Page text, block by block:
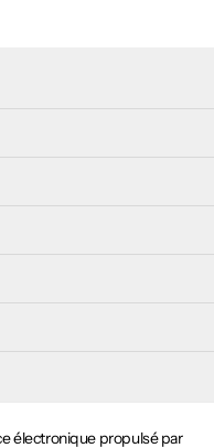
électronique propulsé par